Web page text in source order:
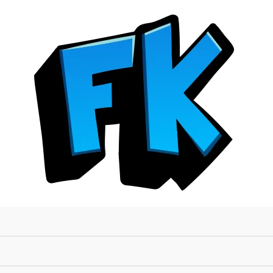
GROSS
cantidad